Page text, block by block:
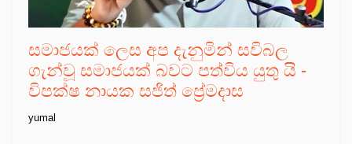
සමාජයක් ලෙස අප දැනුමින් සවිබල
ගැන්වූ සමාජයක් බවට පත්විය යුතු යි -
විපක්ෂ නායක සජිත් ප්‍රේමදාස
yumal